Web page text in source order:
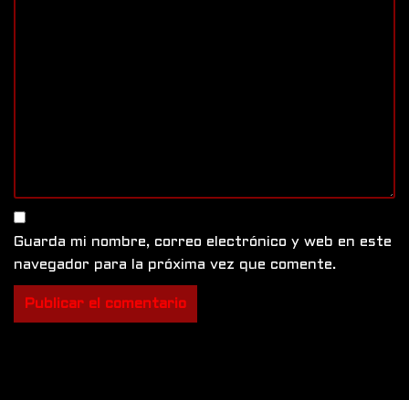
Guarda mi nombre, correo electrónico y web en este
navegador para la próxima vez que comente.